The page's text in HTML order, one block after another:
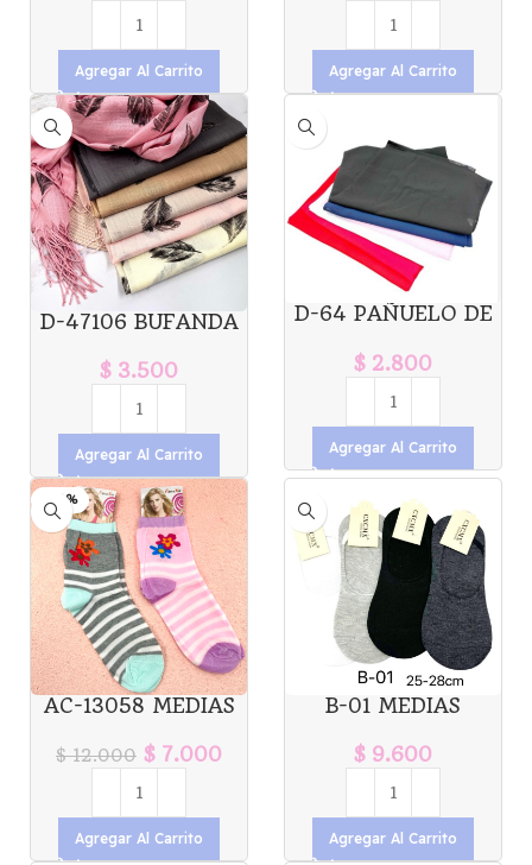
Agregar Al Carrito Agregar Al Carrito
D-47106 BUFANDA
$ 3.500
Agregar Al Carrito
D-64 PAÑUELO DE
$ 2.800
Agregar Al Carrito
-42%
AC-13058 MEDIAS
$12.000 $ 7.000
Agregar Al Carrito
B-01 MEDIAS
X12PCS 25-28CM
$ 9.600
Agregar Al Carrito